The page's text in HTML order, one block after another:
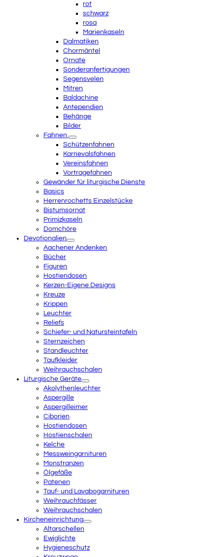
rot
schwarz
rosa
Marienkaseln
Dalmatiken
Chormäntel
Ornate
Sonderanfertigungen
Segensvelen
Mitren
Baldachine
Antependien
Behänge
Bilder
Fahnen
Schützenfahnen
Karnevalsfahnen
Vereinsfahnen
Vortragefahnen
Gewänder für liturgische Dienste
Basics
Herrenrochetts Einzelstücke
Bistumsornat
Primizkaseln
Domchöre
Devotionalien
Aachener Andenken
Bücher
Figuren
Hostiendosen
Kerzen-Eigene Designs
Kreuze
Krippen
Leuchter
Reliefs
Schiefer- und Natursteintafeln
Sternzeichen
Standleuchter
Taufkleider
Weihrauchschalen
Liturgische Geräte
Akolythenleuchter
Aspergille
Aspergilleimer
Ciborien
Hostiendosen
Hostienschalen
Kelche
Messweingarnituren
Monstranzen
Ölgefäße
Patenen
Tauf- und Lavabogarnituren
Weihrauchfässer
Weihrauchschalen
Kircheneinrichtung
Altarschellen
Ewiglichte
Hygieneschutz